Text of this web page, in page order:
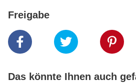
Freigabe
Das könnte Ihnen auch